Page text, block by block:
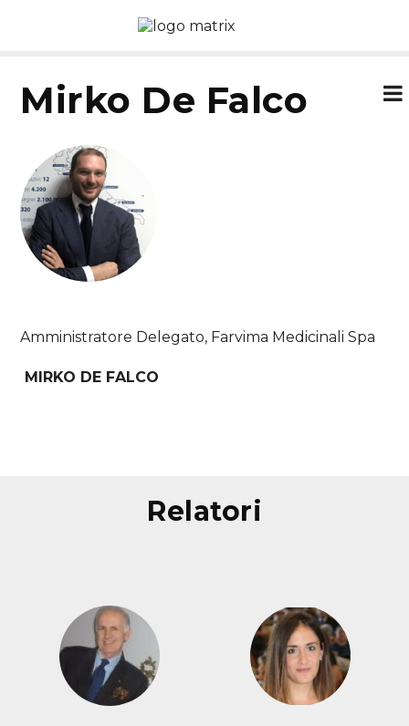
Mirko De Falco
Amministratore Delegato, Farvima Medicinali Spa
MIRKO DE FALCO
relatori